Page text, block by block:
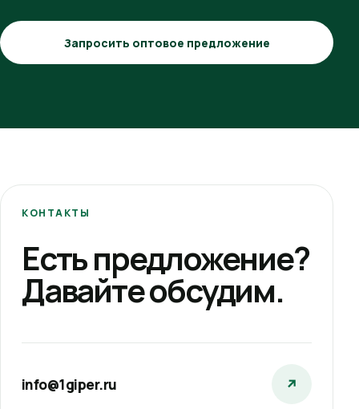
Запросить оптовое предложение
КОНТАКТЫ
Есть предложение?
Давайте обсудим.
info@1giper.ru ↗